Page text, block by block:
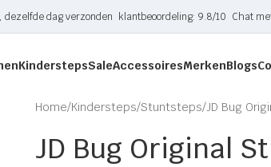
dezelfde dag verzonden klantbeoordeling: 9.8/10 Chat
KinderstepsSaleAccessoiresMerkenBlogs
Home Kindersteps Stuntsteps JD Bug
JD Bug Original